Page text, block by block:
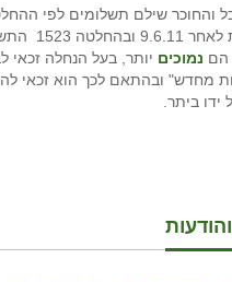
והחוכר שילם תשלומים לפי
באותה עת
הם נמוכים יותר, בעל הנחלה
מחדש" ובהתאם לכך הוא זכאי
ידו ביתר.